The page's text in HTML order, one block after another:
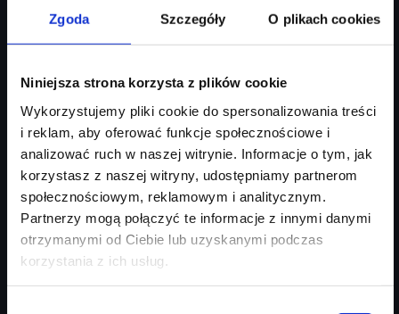
Zgoda Szczegóły O plikach cookies
Niniejsza strona korzysta z plików cookie
Wykorzystujemy pliki cookie do spersonalizowania treści
i reklam, aby oferować funkcje społecznościowe i
analizować ruch w naszej witrynie. Informacje o tym, jak
korzystasz z naszej witryny, udostępniamy partnerom
społecznościowym, reklamowym i analitycznym.
Partnerzy mogą połączyć te informacje z innymi danymi
otrzymanymi od Ciebie lub uzyskanymi podczas
korzystania z ich usług.
246 470 zł
207 035 zł
Zapytaj o ofertę Szczegóły